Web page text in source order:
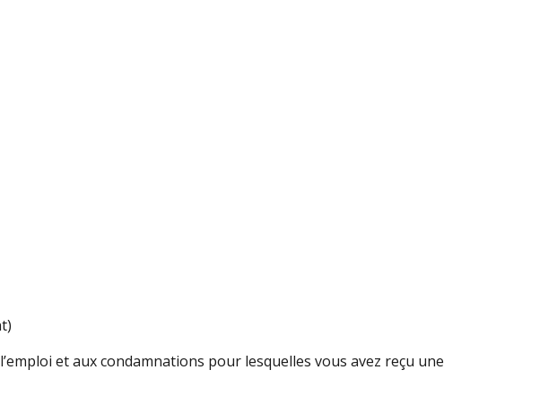
et aux condamnations pour lesquelles vous avez reçu une